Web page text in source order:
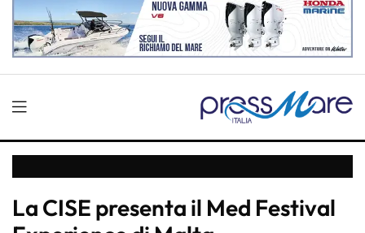
La CISE presenta il Med Festival